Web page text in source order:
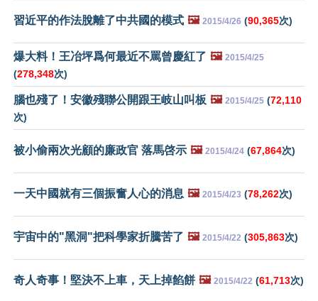
習近平的作法脫離了中共國的模式 🖼️ 2015/4/26 (90,365次)
爆大料！王冶坪爲何最近不罵曾慶紅了 🖼️ 2015/4/25
(278,348次)
腦也殘了！安徽殘聯公開跟王岐山叫板 🖼️ 2015/4/25 (72,110
次)
被小偷兩次光顧的廉政官 落馬啓示 🖼️ 2015/4/24 (67,864次)
一天中國就有三個振奮人心的消息 🖼️ 2015/4/23 (78,262次)
宇宙中的"黑洞"把科學家折騰苦了 🖼️ 2015/4/22 (305,863次)
奇人奇事！堅決不上車，天上掉餡餅 🖼️ 2015/4/22 (61,713次)